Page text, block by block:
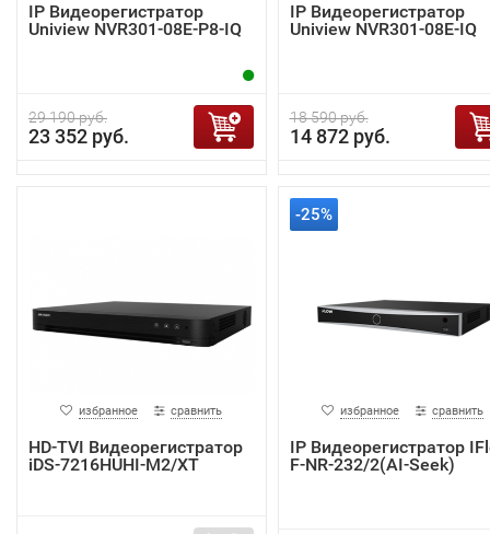
IP Видеорегистратор
Uniview NVR301-08E-P8-IQ
29 190 руб.
23 352 руб.
IP Видеорегистратор
Uniview NVR301-08E-IQ
18 590 руб.
14 872 руб.
избранное сравнить
HD-TVI Видеорегистратор
iDS-7216HUHI-M2/XT
-25%
избранное сравнить
IP Видеорегистратор
F-NR-232/2(AI-Seek)